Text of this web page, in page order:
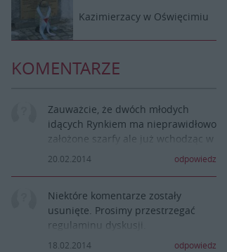
Kazimierzacy w Oświęcimiu
KOMENTARZE
Zauważcie, że dwóch młodych
idących Rynkiem ma nieprawidłowo
założone szarfy ale już wchodząc w
ulicę Cmentarną jeden ma szarfę
odwróconą czyli był ktoś czujny.
nieprawidłowo założoną szarfę ale
wykazała się refleksem już na
Rynku i jako jedyna szarfę ma
założoną prawidłowo.
20.02.2014 odpowiedz
Niektóre komentarze zostały
usunięte. Prosimy przestrzegać
regulaminu dyskusji.
18.02.2014 odpowiedz